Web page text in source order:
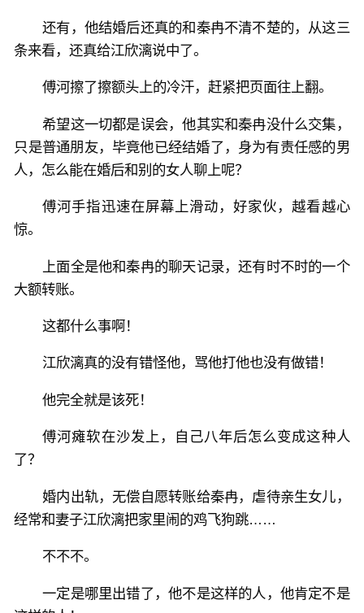
还有，他结婚后还真的和秦冉不清不楚的，从这三
条来看，还真给江欣漓说中了。
傅河擦了擦额头上的冷汗，赶紧把页面往上翻。
希望这一切都是误会，他其实和秦冉没什么交集，
只是普通朋友，毕竟他已经结婚了，身为有责任感的男
人，怎么能在婚后和别的女人聊上呢？
傅河手指迅速在屏幕上滑动，好家伙，越看越心
惊。
上面全是他和秦冉的聊天记录，还有时不时的一个
大额转账。
这都什么事啊！
江欣漓真的没有错怪他，骂他打他也没有做错！
他完全就是该死！
傅河瘫软在沙发上，自己八年后怎么变成这种人
了？
婚内出轨，无偿自愿转账给秦冉，虐待亲生女儿，
经常和妻子江欣漓把家里闹的鸡飞狗跳……
不不不。
一定是哪里出错了，他不是这样的人，他肯定不是